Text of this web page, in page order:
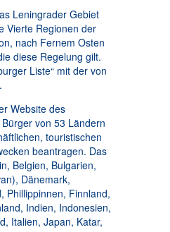
Leningrader Gebiet
Vierte Regionen der
nach Fernem Osten
diese Regelung gilt.
Liste“ mit der von
Website des
von 53 Ländern
touristischen
beantragen. Das
Belgien, Bulgarien,
Dänemark,
Phillippinnen, Finnland,
Indien, Indonesien,
Italien, Japan, Katar,